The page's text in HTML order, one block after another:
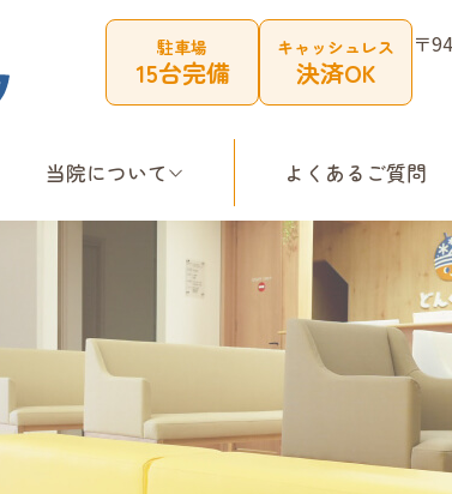
駐車場
15台完備
キャッシュレス
決済OK
〒
当院について よくあるご質問